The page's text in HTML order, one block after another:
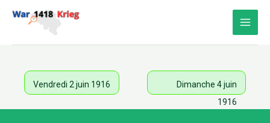
Vendredi 2 juin 1916
Dimanche 4 juin
1916